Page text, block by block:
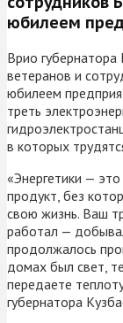
юбилеем
Врио
ветеранов и
юбилеем
треть
в которых
«Энергетики —
продукт, без
свою жизнь. Ваш
работал —
продолжалось
домах был свет,
передаете
губернатора